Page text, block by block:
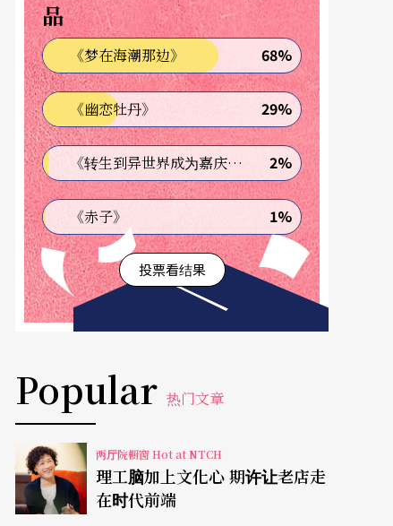
品
《梦在海潮那边》 68%
《幽恋牡丹》 29%
《转生到异世界成为嘉庆君—发现我的祖先是诈骗集团!?》 2%
《赤子》 1%
投票看结果
Popular 热门文章
两厅院橱窗 Hot at NTCH
理工脑加上文化心 期许让老店走
在时代前端